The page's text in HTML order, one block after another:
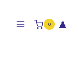
0 👤